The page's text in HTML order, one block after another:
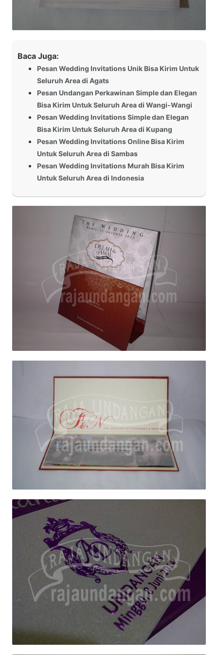
Baca Juga:
Pesan Wedding Invitations Unik Bisa Kirim Untuk
Seluruh Area di Agats
Pesan Undangan Perkawinan Simple dan Elegan
Bisa Kirim Untuk Seluruh Area di Wangi-Wangi
Pesan Wedding Invitations Simple dan Elegan
Bisa Kirim Untuk Seluruh Area di Kupang
Pesan Wedding Invitations Online Bisa Kirim
Untuk Seluruh Area di Sambas
Pesan Wedding Invitations Murah Bisa Kirim
Untuk Seluruh Area di Indonesia